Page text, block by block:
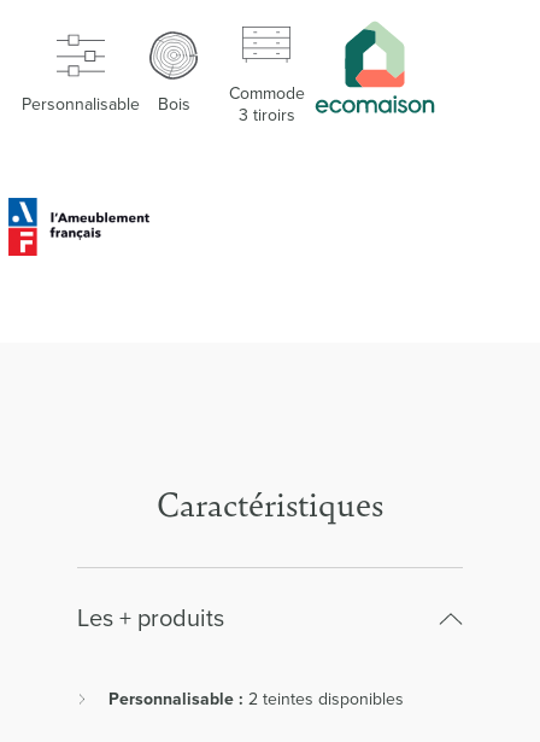
Personnalisable Bois
Commode
3 tiroirs
Caractéristiques
Les + produits
Personnalisable : 2 teintes disponibles